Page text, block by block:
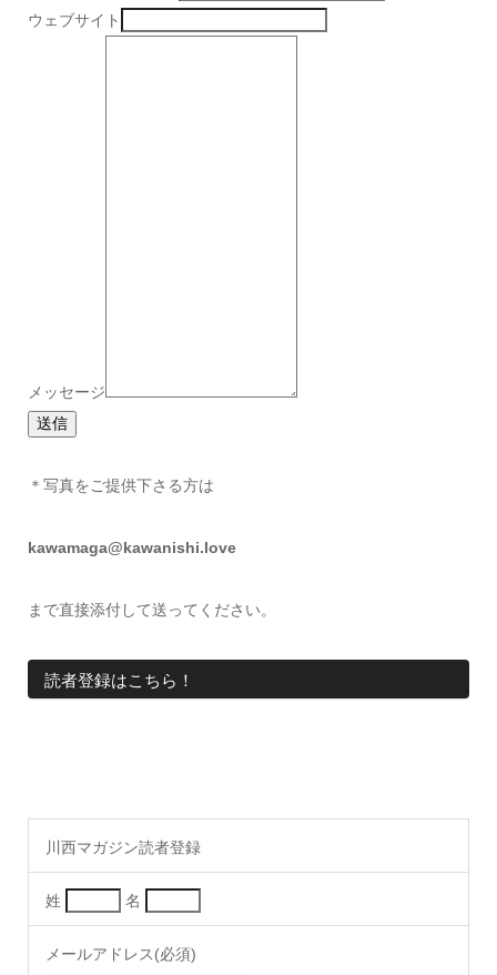
ウェブサイト
メッセージ
送信
＊写真をご提供下さる方は
kawamaga@kawanishi.love
まで直接添付して送ってください。
読者登録はこちら！
川西マガジン読者登録
姓 名
メールアドレス(必須)